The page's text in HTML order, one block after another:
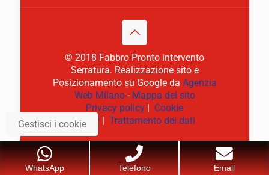
© 2018 Fabbro Pronto intervento
Serratura. Realizzazione sito e
Posizionamento su Google da Agenzia
Web Milano- Mappa del sito
Privacy policy | Cookie
policy| Trattamento dei dati
WhatsApp Telefono Email
Gestisci i cookie